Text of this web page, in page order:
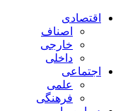
اقتصادی
اصناف
خارجی
داخلی
اجتماعی
علمی
فرهنگی